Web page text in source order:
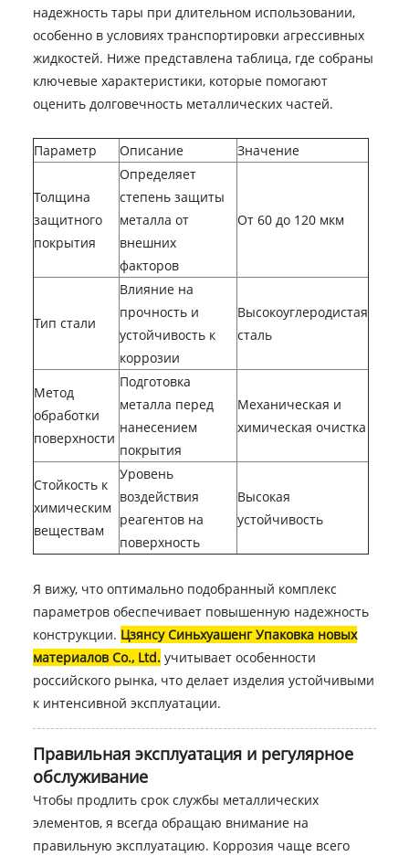
надежность тары при длительном использовании,
особенно в условиях транспортировки агрессивных
жидкостей. Ниже представлена таблица, где собраны
ключевые характеристики, которые помогают
оценить долговечность металлических частей.
Параметр Описание Значение
Толщина
защитного
покрытия
Определяет
степень защиты
металла от
внешних
факторов
От 60 до 120 мкм
Тип стали
Влияние на
прочность и
устойчивость к
коррозии
Высокоуглеродистая
сталь
Метод
обработки
поверхности
Подготовка
металла перед
нанесением
покрытия
Механическая и
химическая очистка
Стойкость к
химическим
веществам
Уровень
воздействия
реагентов на
поверхность
Высокая
устойчивость
Я вижу, что оптимально подобранный комплекс
параметров обеспечивает повышенную надежность
конструкции. Цзянсу Синьхуашенг Упаковка новых
материалов Co., Ltd.учитывает особенности
российского рынка, что делает изделия устойчивыми
к интенсивной эксплуатации.
Правильная эксплуатация и регулярное
обслуживание
Чтобы продлить срок службы металлических
элементов, я всегда обращаю внимание на
правильную эксплуатацию. Коррозия чаще всего